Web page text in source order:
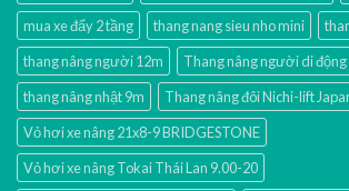
mua xe đẩy 2 tầng
thang nang sieu nho mini
thang nâng người 12m
Thang nâng người di động
thang nâng nhật 9m
Thang nâng đôi Nichi-lift
Vỏ hơi xe nâng 21x8-9 BRIDGESTONE
Vỏ hơi xe nâng Tokai Thái Lan 9.00-20